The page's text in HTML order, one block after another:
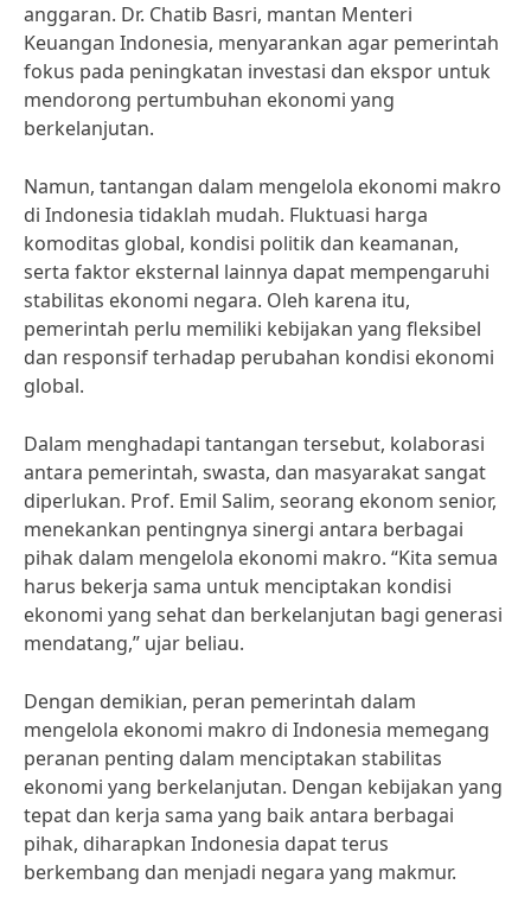
anggaran. Dr. Chatib Basri, mantan Menteri
Keuangan Indonesia, menyarankan agar pemerintah
fokus pada peningkatan investasi dan ekspor untuk
mendorong pertumbuhan ekonomi yang
berkelanjutan.
Namun, tantangan dalam mengelola ekonomi makro
di Indonesia tidaklah mudah. Fluktuasi harga
komoditas global, kondisi politik dan keamanan,
serta faktor eksternal lainnya dapat mempengaruhi
stabilitas ekonomi negara. Oleh karena itu,
pemerintah perlu memiliki kebijakan yang fleksibel
dan responsif terhadap perubahan kondisi ekonomi
global.
Dalam menghadapi tantangan tersebut, kolaborasi
antara pemerintah, swasta, dan masyarakat sangat
diperlukan. Prof. Emil Salim, seorang ekonom senior,
menekankan pentingnya sinergi antara berbagai
pihak dalam mengelola ekonomi makro. “Kita semua
harus bekerja sama untuk menciptakan kondisi
ekonomi yang sehat dan berkelanjutan bagi generasi
mendatang,” ujar beliau.
Dengan demikian, peran pemerintah dalam
mengelola ekonomi makro di Indonesia memegang
peranan penting dalam menciptakan stabilitas
ekonomi yang berkelanjutan. Dengan kebijakan yang
tepat dan kerja sama yang baik antara berbagai
pihak, diharapkan Indonesia dapat terus
berkembang dan menjadi negara yang makmur.